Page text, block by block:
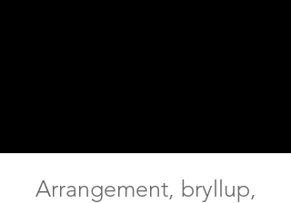
Arrangement, bryllup,